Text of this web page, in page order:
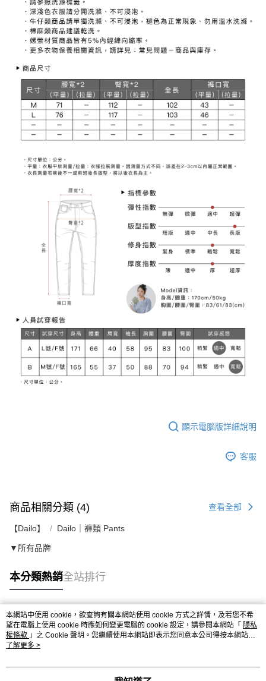
顯示電腦版詳細說明
客服
商品相關分類 (4) 查看全部
【Dailo】 Dailo｜褲類 Pants
▼所有品牌
本分類熱銷全站排行
熱門標籤
本網站中使用 cookie，欲查詢有關本網站使用 cookie 方式之詳情，及若您不希
望在電腦上使用 cookie 時應如何變更電腦的 cookie 設定，請參閱本網站「 隱私
權條款 」之 Cookie 聲明。您繼續使用本網站即表示您同意本公司得按本網站使
用條款之 Cookie 聲明使用 cookie。
了解更多 >